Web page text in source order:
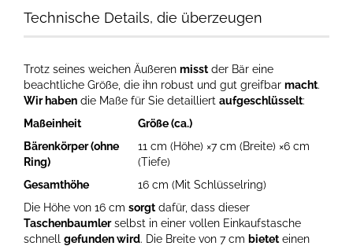
Technische Details, die überzeugen
Trotz seines weichen Äußeren misst der Bär eine
beachtliche Größe, die ihn robust und gut greifbar macht.
Wir haben die Maße für Sie detailliert aufgeschlüsselt:
Maßeinheit
Größe (ca.)
Bärenkörper (ohne
Ring)
11 cm (Höhe) ×7 cm (Breite) ×6 cm
(Tiefe)
Gesamthöhe
16 cm (Mit Schlüsselring)
Die Höhe von 16 cm sorgt dafür, dass dieser
Taschenbaumlerselbst in einer vollen Einkaufstasche
schnell gefunden wird. Die Breite von 7 cm bietet einen